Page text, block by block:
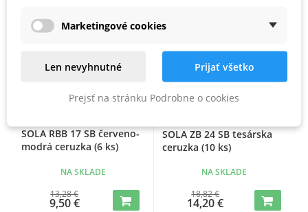
SOLA RBB 17 SB červeno-
modrá ceruzka (6 ks)
NA SKLADE
13,28 €
9,50 €
SOLA ZB 24 SB tesárska
ceruzka (10 ks)
NA SKLADE
18,82 €
14,20 €
Marketingové cookies
Len nevyhnutné Prijať všetko
Prejsť na stránku Podrobne o cookies